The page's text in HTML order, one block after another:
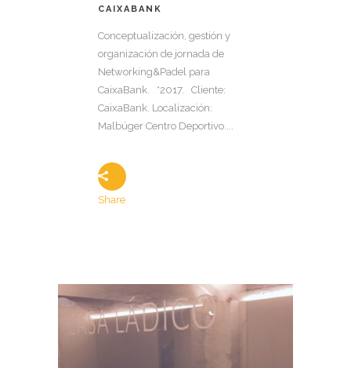
CAIXABANK
Conceptualización, gestión y
organización de jornada de
Networking&Padel para
CaixaBank. *2017. Cliente:
CaixaBank. Localización:
Malbúger Centro Deportivo....
Share